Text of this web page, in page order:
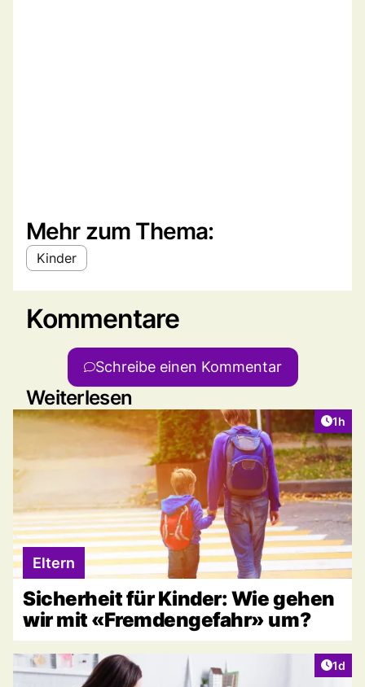
Mehr zum Thema:
Kinder
Kommentare
Schreibe einen Kommentar
Weiterlesen
1h
Eltern
Sicherheit für Kinder: Wie gehen
wir mit «Fremdengefahr» um?
1d